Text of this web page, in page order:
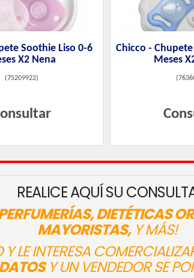
Soothie Liso 0-6
X2 Nena
(75209922)
Chicco -
Meses
(
REALICE AQUÍ SU
DIETÉTICAS
MAYORISTAS,Y MÁS!
LE INTERESA
Y UN VENDEDOR SE